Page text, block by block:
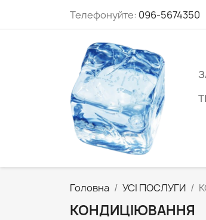
Телефонуйте: 096-5674350
Головна УСІ ПОСЛУГИ
КОНДИЦІЮВАННЯ